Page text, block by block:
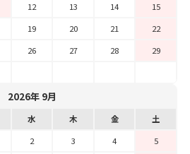
12 13 14
15
19 20 21
22
26 27 28
29
2026年 9月
水 木 金
土
2 3 4
5